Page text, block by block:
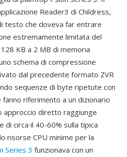
Reader3 di Childress,
testo che doveva far entrare
estremamente limitata del
KB a 2 MB di memoria
schema di compressione
dal precedente formato ZVR
sequenze di byte ripetute con
riferimento a un dizionario
approccio diretto raggiunge
circa il 40-60% sulla tipica
risorse CPU minime per la
Series 3 funzionava con un